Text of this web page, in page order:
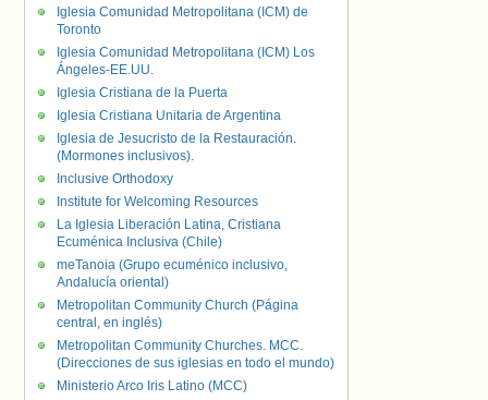
Iglesia Comunidad Metropolitana (ICM) de
Toronto
Iglesia Comunidad Metropolitana (ICM) Los
Ángeles-EE.UU.
Iglesia Cristiana de la Puerta
Iglesia Cristiana Unitaria de Argentina
Iglesia de Jesucristo de la Restauración.
(Mormones inclusivos).
Inclusive Orthodoxy
Institute for Welcoming Resources
La Iglesia Liberación Latina, Cristiana
Ecuménica Inclusiva (Chile)
meTanoia (Grupo ecuménico inclusivo,
Andalucía oriental)
Metropolitan Community Church (Página
central, en inglés)
Metropolitan Community Churches. MCC.
(Direcciones de sus iglesias en todo el mundo)
Ministerio Arco Iris Latino (MCC)